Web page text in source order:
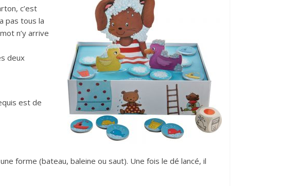
c’est
pas tous la
n’y arrive
deux
est de
forme (bateau, baleine ou saut). Une fois le dé lancé, il